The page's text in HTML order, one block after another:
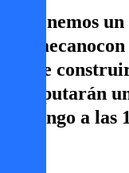
tenemos
que
disputarán
domingo a